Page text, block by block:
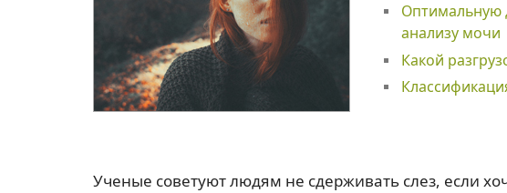
Оптимальную
анализу мочи
Какой
Ученые советуют людям не сдерживать слез, если